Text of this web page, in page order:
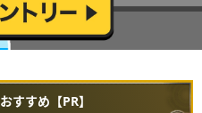
すすめ【PR】